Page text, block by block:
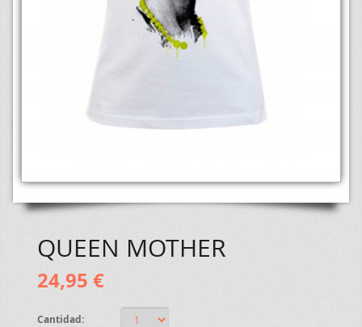
QUEEN MOTHER
24,95 €
Cantidad: